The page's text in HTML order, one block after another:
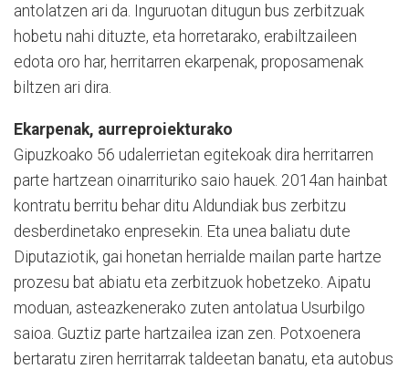
antolatzen ari da. Inguruotan ditugun bus zerbitzuak
hobetu nahi dituzte, eta horretarako, erabiltzaileen
edota oro har, herritarren ekarpenak, proposamenak
biltzen ari dira.
Ekarpenak, aurreproiekturako
Gipuzkoako 56 udalerrietan egitekoak dira herritarren
parte hartzean oinarrituriko saio hauek. 2014an hainbat
kontratu berritu behar ditu Aldundiak bus zerbitzu
desberdinetako enpresekin. Eta unea baliatu dute
Diputaziotik, gai honetan herrialde mailan parte hartze
prozesu bat abiatu eta zerbitzuok hobetzeko. Aipatu
moduan, asteazkenerako zuten antolatua Usurbilgo
saioa. Guztiz parte hartzailea izan zen. Potxoenera
bertaratu ziren herritarrak taldeetan banatu, eta autobus